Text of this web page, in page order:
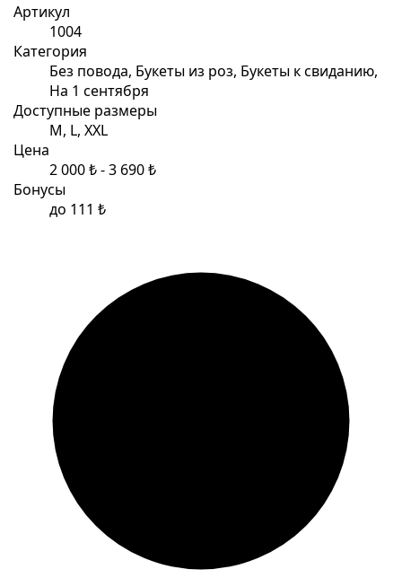
Артикул
1004
Категория
Без повода, Букеты из роз, Букеты к свиданию,
На 1 сентября
Доступные размеры
M, L, XXL
Цена
2 000 ₺ - 3 690 ₺
Бонусы
до 111 ₺